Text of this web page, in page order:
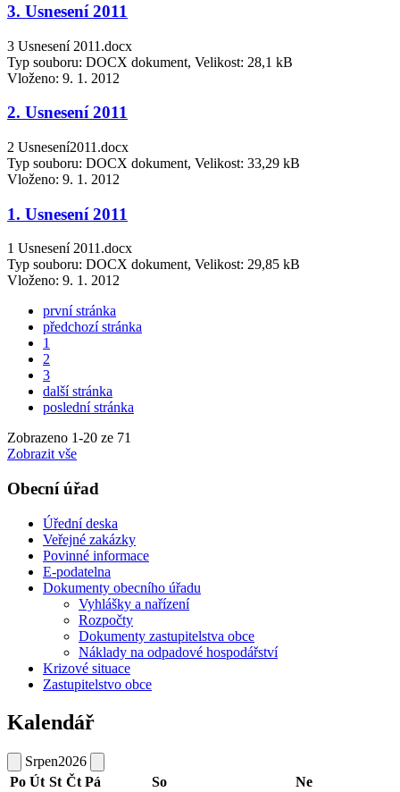
3. Usnesení 2011
3 Usnesení 2011.docx
Typ souboru: DOCX dokument, Velikost: 28,1 kB
Vloženo: 9. 1. 2012
2. Usnesení 2011
2 Usnesení2011.docx
Typ souboru: DOCX dokument, Velikost: 33,29 kB
Vloženo: 9. 1. 2012
1. Usnesení 2011
1 Usnesení 2011.docx
Typ souboru: DOCX dokument, Velikost: 29,85 kB
Vloženo: 9. 1. 2012
první stránka
předchozí stránka
1
2
3
další stránka
poslední stránka
Zobrazeno 1-20 ze 71
Zobrazit vše
Obecní úřad
Úřední deska
Veřejné zakázky
Povinné informace
E-podatelna
Dokumenty obecního úřadu
Vyhlášky a nařízení
Rozpočty
Dokumenty zastupitelstva obce
Náklady na odpadové hospodářství
Krizové situace
Zastupitelstvo obce
Kalendář
Srpen2026
Po Út St Čt Pá So Ne